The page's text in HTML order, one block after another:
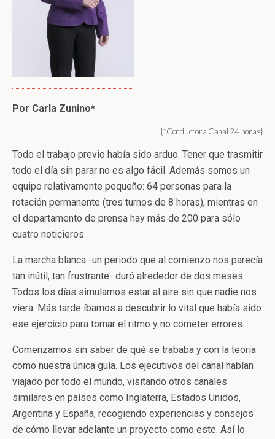
Por Carla Zunino*
{*Conductora Canal 24 horas}
Todo el trabajo previo había sido arduo. Tener que trasmitir
todo el día sin parar no es algo fácil. Además somos un
equipo relativamente pequeño: 64 personas para la
rotación permanente (tres turnos de 8 horas), mientras en
el departamento de prensa hay más de 200 para sólo
cuatro noticieros.
La marcha blanca -un periodo que al comienzo nos parecía
tan inútil, tan frustrante- duró alrededor de dos meses.
Todos los días simulamos estar al aire sin que nadie nos
viera. Más tarde íbamos a descubrir lo vital que había sido
ese ejercicio para tomar el ritmo y no cometer errores.
Comenzamos sin saber de qué se trababa y con la teoría
como nuestra única guía. Los ejecutivos del canal habían
viajado por todo el mundo, visitando otros canales
similares en países como Inglaterra, Estados Unidos,
Argentina y España, recogiendo experiencias y consejos
de cómo llevar adelante un proyecto como este. Así lo